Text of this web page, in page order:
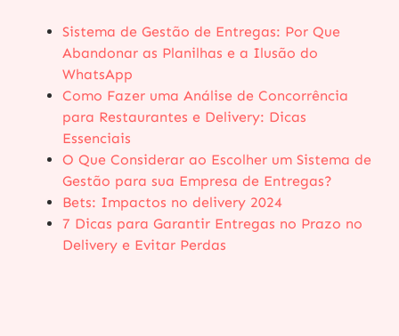
Sistema de Gestão de Entregas: Por Que
Abandonar as Planilhas e a Ilusão do
WhatsApp
Como Fazer uma Análise de Concorrência
para Restaurantes e Delivery: Dicas
Essenciais
O Que Considerar ao Escolher um Sistema de
Gestão para sua Empresa de Entregas?
Bets: Impactos no delivery 2024
7 Dicas para Garantir Entregas no Prazo no
Delivery e Evitar Perdas